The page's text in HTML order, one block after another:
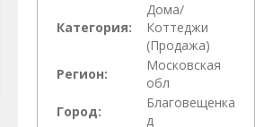
Категория:
Дома/
Коттеджи
(Продажа)
Регион:
Московская
обл
Город:
Благовещенка
д